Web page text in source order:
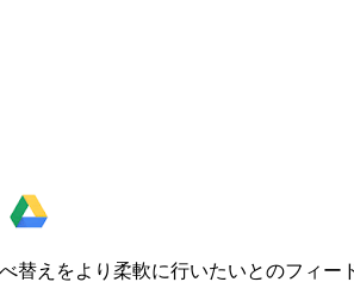
替えをより柔軟に行いたいとのフィー